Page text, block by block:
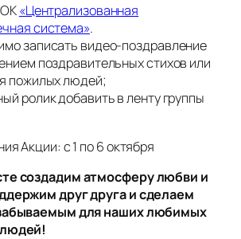
«Централизованная
система».
записать видео-поздравление
поздравительных стихов или
пожилых людей;
ролик добавить в ленту группы
Акции: с 1 по 6 октября
создадим атмосферу любви и
друг друга и сделаем
для наших любимых